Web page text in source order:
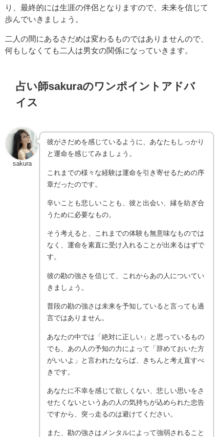
り、最終的には生涯の伴侶となりますので、未来を信じて
歩んでいきましょう。
二人の間にあるさだめは変わるものではありませんので、
何もしなくても二人は男女の関係になっていきます。
占い師sakuraのワンポイントアドバ
イス
sakura
彼がさだめを感じているように、あなたもしっかり
と運命を感じてみましょう。
これまでの様々な経験は運命を引き寄せるための序
章だったのです。
辛いことも悲しいことも、彼と出会い、縁を紡ぎ合
うために必要なもの。
そう考えると、これまでの体験も無意味なものでは
なく、運命を素直に受け入れることが出来るはずで
す。
彼の勘の強さを信じて、これからあの人についてい
きましょう。
普段の勘の強さは未来を予知していると言っても過
言ではありません。
あなたの中では「絶対に正しい」と思っているもの
でも、あの人の予知の力によって「辞めておいた方
がいいよ」と言われたならば、きちんと考え直すべ
きです。
あなたに不幸を感じて欲しくない、悲しい思いをさ
せたくないというあの人の気持ちが込められた忠告
ですから、突っ走るのは避けてください。
また、勘の強さはメンタルによって強弱されること